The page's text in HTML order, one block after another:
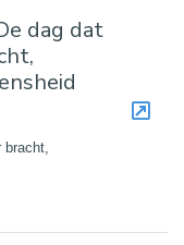
dag dat
bracht,